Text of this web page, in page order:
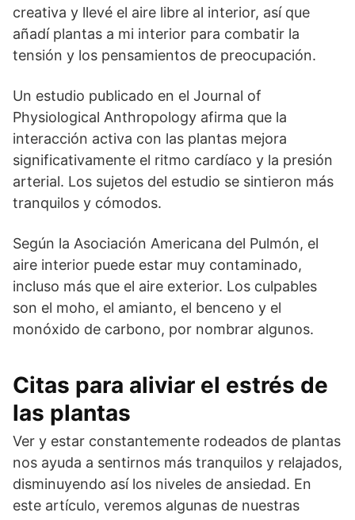
creativa y llevé el aire libre al interior, así que
añadí plantas a mi interior para combatir la
tensión y los pensamientos de preocupación.
Un estudio publicado en el Journal of
Physiological Anthropology afirma que la
interacción activa con las plantas mejora
significativamente el ritmo cardíaco y la presión
arterial. Los sujetos del estudio se sintieron más
tranquilos y cómodos.
Según la Asociación Americana del Pulmón, el
aire interior puede estar muy contaminado,
incluso más que el aire exterior. Los culpables
son el moho, el amianto, el benceno y el
monóxido de carbono, por nombrar algunos.
Citas para aliviar el estrés de
las plantas
Ver y estar constantemente rodeados de plantas
nos ayuda a sentirnos más tranquilos y relajados,
disminuyendo así los niveles de ansiedad. En
este artículo, veremos algunas de nuestras